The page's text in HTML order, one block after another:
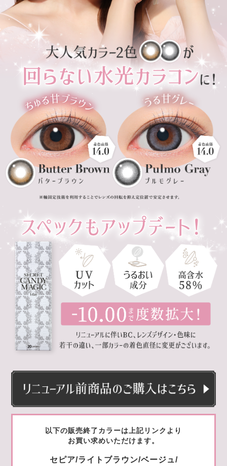
以下の販売終了カラーは上記リンクより
お買い求めいただけます。
セピア/ライトブラウン/ベージュ/